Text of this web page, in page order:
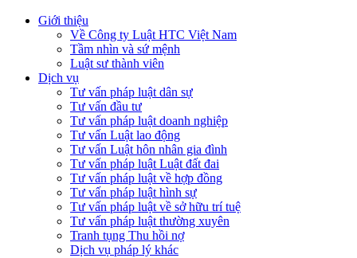
Giới thiệu
Về Công ty Luật HTC Việt Nam
Tầm nhìn và sứ mệnh
Luật sư thành viên
Dịch vụ
Tư vấn pháp luật dân sự
Tư vấn đầu tư
Tư vấn pháp luật doanh nghiệp
Tư vấn Luật lao động
Tư vấn Luật hôn nhân gia đình
Tư vấn pháp luật Luật đất đai
Tư vấn pháp luật về hợp đồng
Tư vấn pháp luật hình sự
Tư vấn pháp luật về sở hữu trí tuệ
Tư vấn pháp luật thường xuyên
Tranh tụng Thu hồi nợ
Dịch vụ pháp lý khác